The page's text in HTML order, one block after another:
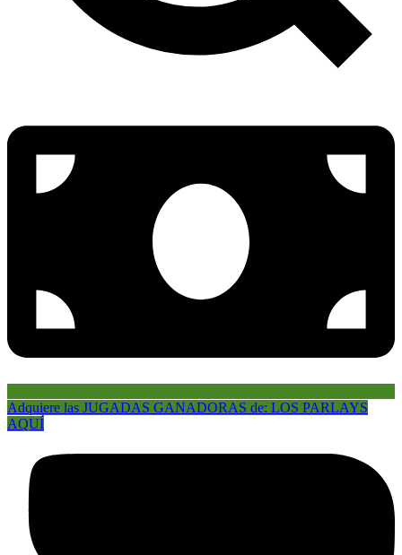
Adquiere las JUGADAS GANADORAS de: LOS PARLAYS
AQUÍ